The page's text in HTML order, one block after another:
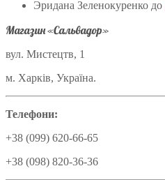
Эридана Зеленокуренко до
Магазин «Сальвадор»
вул. Мистецтв, 1
м. Харків, Україна.
Телефони:
+38 (099) 620-66-65
+38 (098) 820-36-36